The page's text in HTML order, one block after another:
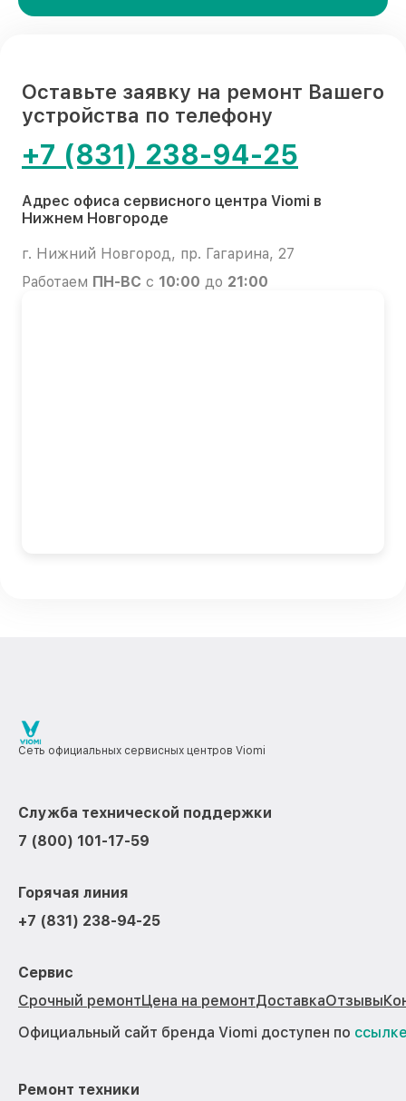
Оставьте заявку на ремонт Вашего
устройства по телефону
+7 (831) 238-94-25
Адрес офиса сервисного центра Viomi в
Нижнем Новгороде
г. Нижний Новгород, пр. Гагарина, 27
Работаем ПН-ВС с 10:00 до 21:00
Сеть официальных сервисных центров Viomi
Служба технической поддержки
7 (800) 101-17-59
Горячая линия
+7 (831) 238-94-25
Сервис
Срочный ремонтЦена на ремонтДоставкаОтзывы
Официальный сайт бренда Viomi доступен по
Ремонт техники